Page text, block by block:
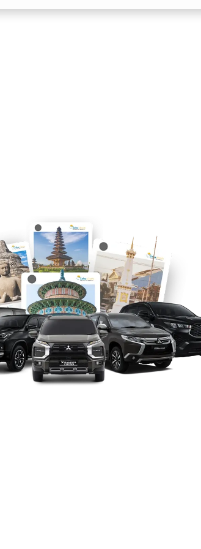
dari sisi biaya. Anda dapat
penumpang, sekaligus
Berbagai Tujuan
Xpander Purworejo memberikan
wisata ke pantai selatan,
luar kota. Pilihan lepas kunci
sesuai preferensi perjalanan
dan Layanan Terpercaya
adalah layanan dari penyedia sewa
dan terpercaya. Mobil
rutin, dilengkapi fitur
siap membantu kapan saja. Hal ini
tersebut, tidak berlebihan
Purworejo adalah pilihan cerdas